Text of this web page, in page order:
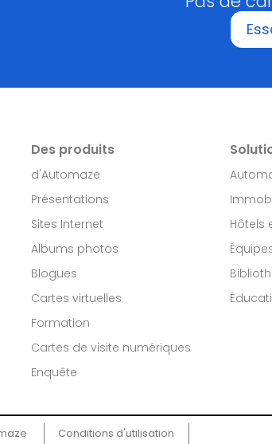
Des produits
d'Automaze
Présentations
Sites Internet
Albums photos
Blogues
Cartes virtuelles
Formation
Cartes de visite numériques
Enquête
Hôtels
Conditions d'utilisation